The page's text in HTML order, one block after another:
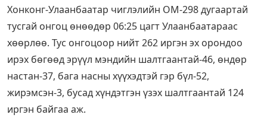
Хонконг-Улаанбаатар чиглэлийн ОМ-298 дугаартай
тусгай онгоц өнөөдөр 06:25 цагт Улаанбаатараас
хөөрлөө. Тус онгоцоор нийт 262 иргэн эх орондоо
ирэх бөгөөд эрүүл мэндийн шалтгаантай-46, өндөр
настан-37, бага насны хүүхэдтэй гэр бүл-52,
жирэмсэн-3, бусад хүндэтгэн үзэх шалтгаантай 124
иргэн байгаа аж.